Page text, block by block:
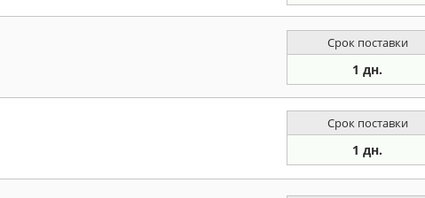
Срок поставки
1 дн.
Срок поставки
1 дн.